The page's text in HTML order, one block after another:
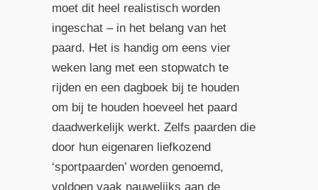
moet dit heel realistisch worden
ingeschat – in het belang van het
paard. Het is handig om eens vier
weken lang met een stopwatch te
rijden en een dagboek bij te houden
om bij te houden hoeveel het paard
daadwerkelijk werkt. Zelfs paarden die
door hun eigenaren liefkozend
‘sportpaarden’ worden genoemd,
voldoen vaak nauwelijks aan de